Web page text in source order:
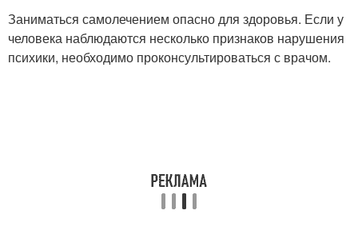
Заниматься самолечением опасно для здоровья. Если у
человека наблюдаются несколько признаков нарушения
психики, необходимо проконсультироваться с врачом.